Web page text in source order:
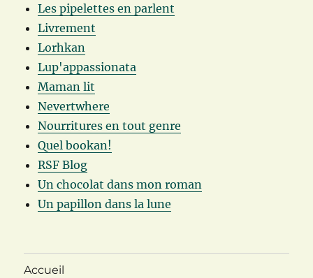
Les pipelettes en parlent
Livrement
Lorhkan
Lup'appassionata
Maman lit
Nevertwhere
Nourritures en tout genre
Quel bookan!
RSF Blog
Un chocolat dans mon roman
Un papillon dans la lune
Accueil